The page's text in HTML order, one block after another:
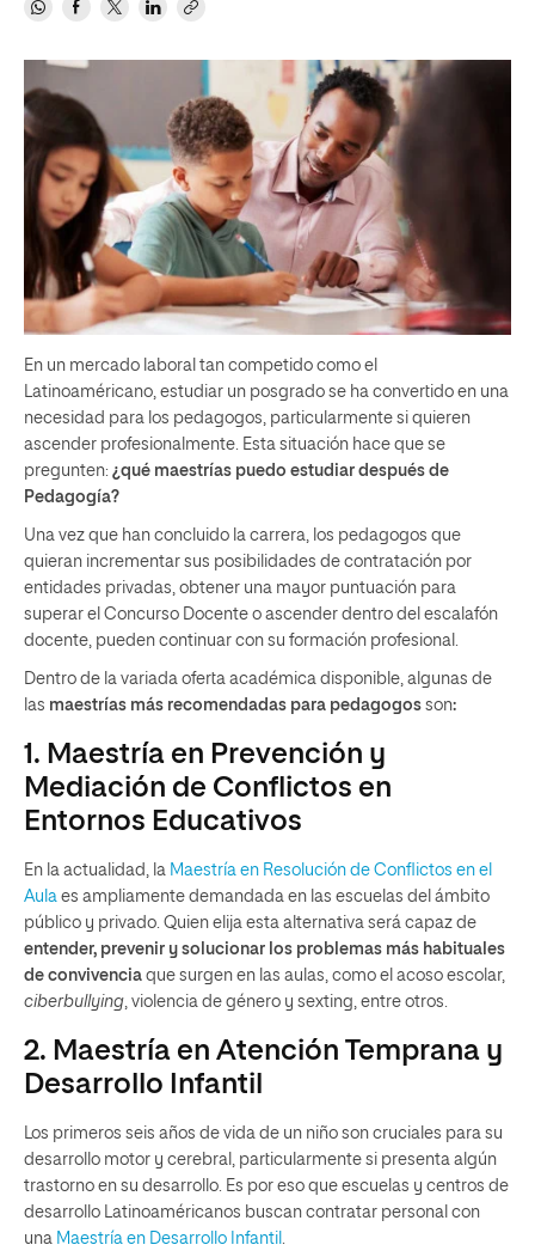
En un mercado laboral tan competido como el
Latinoaméricano, estudiar un posgrado se ha convertido en una
necesidad para los pedagogos, particularmente si quieren
ascender profesionalmente. Esta situación hace que se
pregunten: ¿qué maestrías puedo estudiar después de
Pedagogía?
Una vez que han concluido la carrera, los pedagogos que
quieran incrementar sus posibilidades de contratación por
entidades privadas, obtener una mayor puntuación para
superar el Concurso Docente o ascender dentro del escalafón
docente, pueden continuar con su formación profesional.
Dentro de la variada oferta académica disponible, algunas de
las maestrías más recomendadas para pedagogos son:
1. Maestría en Prevención y
Mediación de Conflictos en
Entornos Educativos
En la actualidad, la Maestría en Resolución de Conflictos en el
Aula es ampliamente demandada en las escuelas del ámbito
público y privado. Quien elija esta alternativa será capaz de
entender, prevenir y solucionar los problemas más habituales
de convivencia que surgen en las aulas, como el acoso escolar,
ciberbullying , violencia de género y sexting, entre otros.
2. Maestría en Atención Temprana y
Desarrollo Infantil
Los primeros seis años de vida de un niño son cruciales para su
desarrollo motor y cerebral, particularmente si presenta algún
trastorno en su desarrollo. Es por eso que escuelas y centros de
desarrollo Latinoaméricanos buscan contratar personal con
una Maestría en Desarrollo Infantil